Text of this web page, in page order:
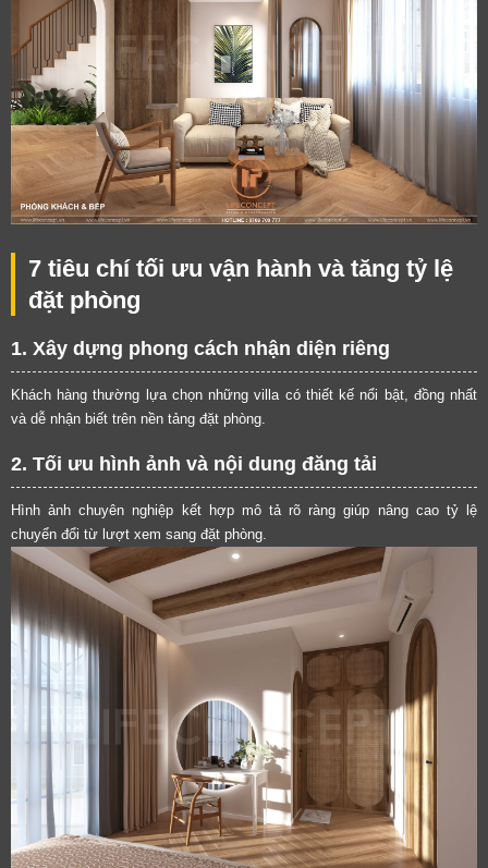
7 tiêu chí tối ưu vận hành và tăng tỷ lệ
đặt phòng
1. Xây dựng phong cách nhận diện riêng
Khách hàng thường lựa chọn những villa có thiết kế nổi bật, đồng nhất
và dễ nhận biết trên nền tảng đặt phòng.
2. Tối ưu hình ảnh và nội dung đăng tải
Hình ảnh chuyên nghiệp kết hợp mô tả rõ ràng giúp nâng cao tỷ lệ
chuyển đổi từ lượt xem sang đặt phòng.